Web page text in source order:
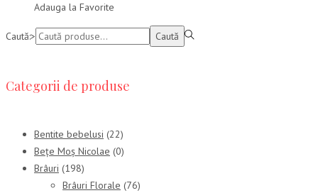
Adauga la Favorite
Caută:> Caută
Categorii de produse
Bentite bebelusi (22)
Bețe Moș Nicolae (0)
Brâuri (198)
Brâuri Florale (76)